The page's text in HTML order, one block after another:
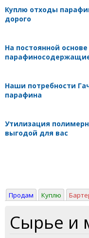
Куплю отходы
дорого
На постоянной
Наши потребности
парафина
Утилизация
выгодой для вас
Продам Куплю
Сырье и